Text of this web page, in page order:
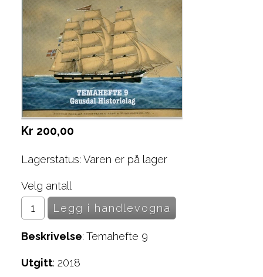
Kr 200,00
Lagerstatus: Varen er på lager
Velg antall
Beskrivelse: Temahefte 9
Utgitt: 2018